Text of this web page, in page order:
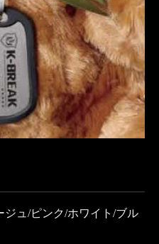
ジュ/ピンク/ホワイト/ブル